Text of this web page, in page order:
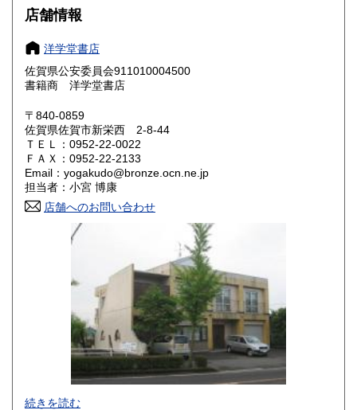
大阪府
奈良県
鳥取県 350円
岡山県
山口県 350円
香川県 愛媛県
高知県 350円
長崎県
350円 大分県
350円 鹿児島県
350円
店舗情報
洋学堂書店
佐賀県公安委員会911010004500
書籍商 洋学堂書店
〒840-0859
佐賀県佐賀市新栄西 2-8-44
ＴＥＬ：0952-22-0022
ＦＡＸ：0952-22-2133
Email：yogakudo@bronze.ocn.ne.jp
担当者：小宮 博康
店舗へのお問い合わせ
続きを読む